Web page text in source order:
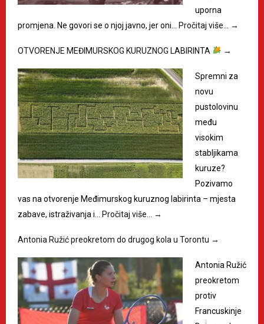
uporna
promjena. Ne govori se o njoj javno, jer oni…
Pročitaj više… →
OTVORENJE MEĐIMURSKOG KURUZNOG LABIRINTA →
Spremni za
novu
pustolovinu
među
visokim
stabljikama
kuruze?
Pozivamo
vas na otvorenje Međimurskog kuruznog labirinta – mjesta
zabave, istraživanja i…
Pročitaj više… →
Antonia Ružić preokretom do drugog kola u Torontu →
Antonia Ružić
preokretom
protiv
Francuskinje